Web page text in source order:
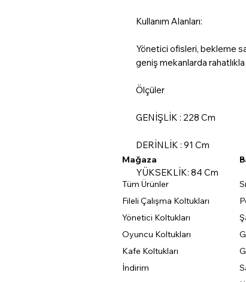
Kullanım Alanları:
Yönetici ofisleri, bekleme
geniş mekanlarda
Ölçüler
GENİŞLİK : 228 Cm
DERİNLİK : 91 Cm
YÜKSEKLİK: 84 Cm
Mağaza
Tüm Ürünler
Fileli Çalışma Koltukları
Yönetici Koltukları
Oyuncu Koltukları
Kafe Koltukları
İndirim